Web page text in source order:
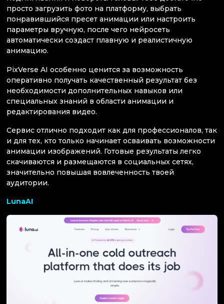
просто загрузить фото на платформу, выбрать
понравившийся пресет анимации или настроить
параметры вручную, после чего нейросеть
автоматически создаст плавную и реалистичную
анимацию.
PixVerse AI особенно ценится за возможность
оперативно получать качественный результат без
необходимости дополнительных навыков или
специальных знаний в области анимации и
редактирования видео.
Сервис отлично подходит как для профессионалов, так
и для тех, кто только начинает осваивать возможности
анимации изображений. Готовые результаты легко
скачиваются и размещаются в социальных сетях,
значительно повышая вовлеченность твоей
аудитории.
LunaAI